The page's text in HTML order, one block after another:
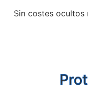
Sin costes ocultos